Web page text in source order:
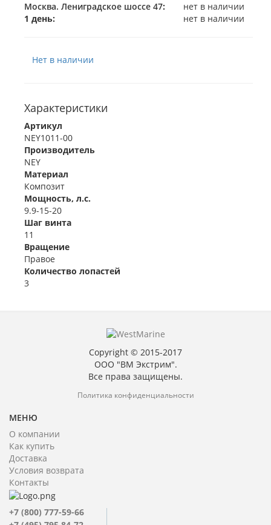
Москва. Лениградское шоссе 47:
нет в наличии
1 день:
нет в наличии
Нет в наличии
Характеристики
Артикул
NEY1011-00
Производитель
NEY
Материал
Композит
Мощность, л.с.
9.9-15-20
Шаг винта
11
Вращение
Правое
Количество лопастей
3
Copyright © 2015-2017
ООО "ВМ Экстрим".
Все права защищены.
Политика конфиденциальности
МЕНЮ
О компании
Как купить
Доставка
Условия возврата
Контакты
+7 (800) 777-59-66